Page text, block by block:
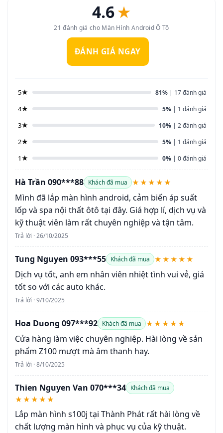
4.6★
21 đánh giá cho Màn Hình Android Ô Tô
ĐÁNH GIÁ NGAY
5★ 81% | 17 đánh giá
4★ 5% | 1 đánh giá
3★ 10% | 2 đánh giá
2★ 5% | 1 đánh giá
1★ 0% | 0 đánh giá
Hà Trần 090***88 Khách đã mua ★★★★★
Mình đã lắp màn hình android, cảm biến áp suất
lốp và spa nội thất ôtô tại đây. Giá hợp lí, dịch vụ và
kỹ thuật viên làm rất chuyên nghiệp và tận tâm.
Trả lời · 26/10/2025
Tung Nguyen 093***55 Khách đã mua ★★★★★
Dịch vụ tốt, anh em nhân viên nhiệt tình vui vẻ, giá
tốt so với các auto khác.
Trả lời · 9/10/2025
Hoa Duong 097***92 Khách đã mua ★★★★★
Cửa hàng làm việc chuyên nghiệp. Hài lòng về sản
phẩm Z100 mượt mà âm thanh hay.
Trả lời · 8/10/2025
Thien Nguyen Van 070***34 Khách đã mua
★★★★★
Lắp màn hình s100j tại Thành Phát rất hài lòng về
chất lượng màn hình và phục vụ của kỹ thuật.